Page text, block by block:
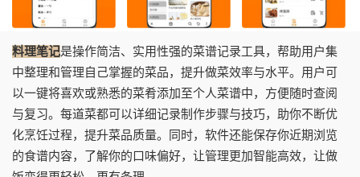
料理笔记是操作简洁、实用性强的菜谱记录工具，帮助用户集
中整理和管理自己掌握的菜品，提升做菜效率与水平。用户可
以一键将喜欢或熟悉的菜肴添加至个人菜谱中，方便随时查阅
与复习。每道菜都可以详细记录制作步骤与技巧，助你不断优
化烹饪过程，提升菜品质量。同时，软件还能保存你近期浏览
的食谱内容，了解你的口味偏好，让管理更加智能高效，让做